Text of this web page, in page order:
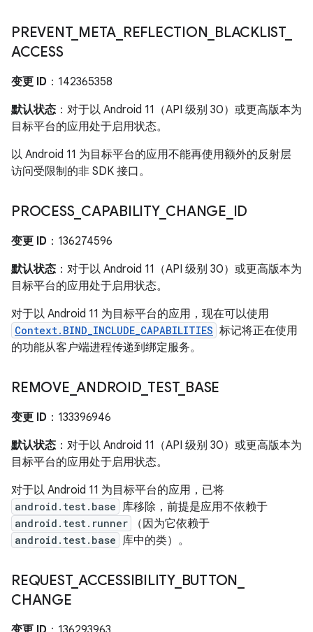
PREVENT_ META REFLECTION BLACKLIST_
ACCESS
变更 ID ：142365358
默认状态 ：对于以 Android 11（API 级别 30）或更高版本为
目标平台的应用处于启用状态。
以 Android 11 为目标平台的应用不能再使用额外的反射层
访问受限制的非 SDK 接口。
PROCESS_ CAPABILITY_ CHANGE ID
变更 ID ：136274596
默认状态 ：对于以 Android 11（API 级别 30）或更高版本为
目标平台的应用处于启用状态。
对于以 Android 11 为目标平台的应用，现在可以使用
Context.BIND_INCLUDE_CAPABILITIES 标记将正在使用
的功能从客户端进程传递到绑定服务。
REMOVE _ANDROID_ TEST_ BASE
变更 ID ：133396946
默认状态 ：对于以 Android 11（API 级别 30）或更高版本为
目标平台的应用处于启用状态。
对于以 Android 11 为目标平台的应用，已将
android.test.base 库移除，前提是应用不依赖于
android.test.runner （因为它依赖于
android.test.base 库中的类）。
REQUEST_ ACCESSIBILITY_ BUTTON
CHANGE